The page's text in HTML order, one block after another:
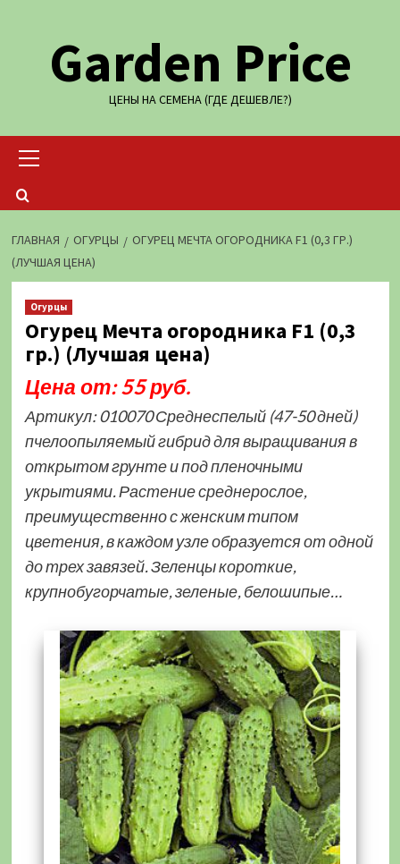
содержимомуGarden Price
ЦЕНЫ НА СЕМЕНА (ГДЕ ДЕШЕВЛЕ?)
меню
ГЛАВНАЯ ОГУРЦЫ
ОГУРЕЦ МЕЧТА ОГОРОДНИКА F1 (0,3 ГР.)
(ЛУЧШАЯ ЦЕНА)
Огурцы
Огурец Мечта огородника F1 (0,3
гр.) (Лучшая цена)
Цена от: 55 руб.
Артикул: 010070 Среднеспелый (47-50 дней)
пчелоопыляемый гибрид для выращивания в
открытом грунте и под пленочными
укрытиями. Растение среднерослое,
преимущественно с женским типом
цветения, в каждом узле образуется от одной
до трех завязей. Зеленцы короткие,
крупнобугорчатые, зеленые, белошипые…